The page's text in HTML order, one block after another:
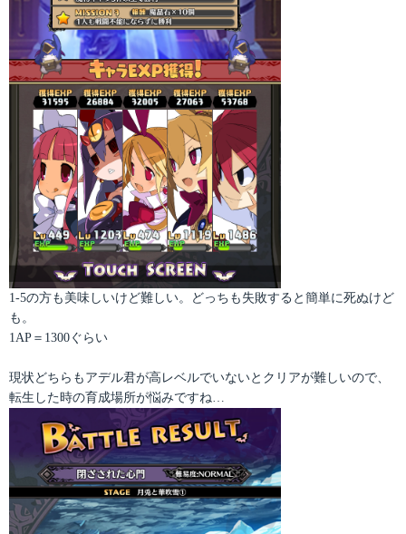
1-5の方も美味しいけど難しい。どっちも失敗すると簡単に死ぬけど
も。
1AP＝1300ぐらい
現状どちらもアデル君が高レベルでいないとクリアが難しいので、
転生した時の育成場所が悩みですね…